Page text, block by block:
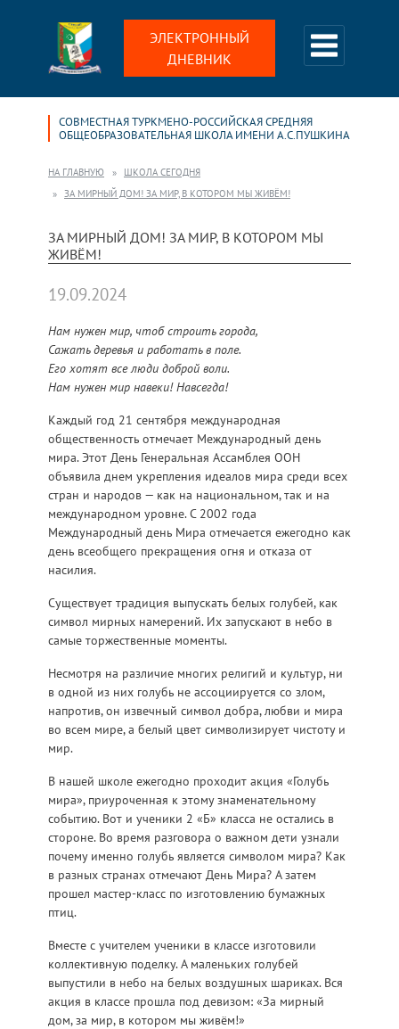
ЭЛЕКТРОННЫЙ
ДНЕВНИК
СОВМЕСТНАЯ ТУРКМЕНО-РОССИЙСКАЯ СРЕДНЯЯ
ОБЩЕОБРАЗОВАТЕЛЬНАЯ ШКОЛА ИМЕНИ А.С.ПУШКИНА
НА ГЛАВНУЮ
ШКОЛА СЕГОДНЯ
ЗА МИРНЫЙ ДОМ! ЗА МИР, В КОТОРОМ МЫ ЖИВЁМ!
ЗА МИРНЫЙ ДОМ! ЗА МИР, В КОТОРОМ МЫ
ЖИВЁМ!
19.09.2024
Нам нужен мир, чтоб строить города,
Сажать деревья и работать в поле.
Его хотят все люди доброй воли.
Нам нужен мир навеки! Навсегда!
Каждый год 21 сентября международная
общественность отмечает Международный день
мира. Этот День Генеральная Ассамблея ООН
объявила днем укрепления идеалов мира среди всех
стран и народов — как на национальном, так и на
международном уровне. С 2002 года
Международный день Мира отмечается ежегодно как
день всеобщего прекращения огня и отказа от
насилия.
Существует традиция выпускать белых голубей, как
символ мирных намерений. Их запускают в небо в
самые торжественные моменты.
Несмотря на различие многих религий и культур, ни
в одной из них голубь не ассоциируется со злом,
напротив, он извечный символ добра, любви и мира
во всем мире, а белый цвет символизирует чистоту и
мир.
В нашей школе ежегодно проходит акция «Голубь
мира», приуроченная к этому знаменательному
событию. Вот и ученики 2 «Б» класса не остались в
стороне. Во время разговора о важном дети узнали
почему именно голубь является символом мира? Как
в разных странах отмечают День Мира? А затем
прошел мастер-класс по изготовлению бумажных
птиц.
Вместе с учителем ученики в классе изготовили
коллективную поделку. А маленьких голубей
выпустили в небо на белых воздушных шариках. Вся
акция в классе прошла под девизом: «За мирный
дом, за мир, в котором мы живём!»